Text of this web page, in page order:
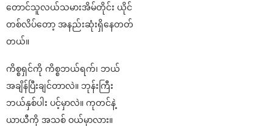
တောင်သူလယ်သမားအိမ်တိုင်း ယိုင်
တစ်လိပ်တော့ အနည်းဆုံးရှိနေတတ်
တယ်။
ကိစ္စရှင်ကို ကိစ္စဘယ်ရက်၊ ဘယ်
အချိန်ပြီးချင်တာလဲ။ ဘုန်းကြီး
ဘယ်နှစ်ပါး ပင့်မှာလဲ။ ကုတင်နဲ့
ယာယီကို အသစ် ဝယ်မှာလား။